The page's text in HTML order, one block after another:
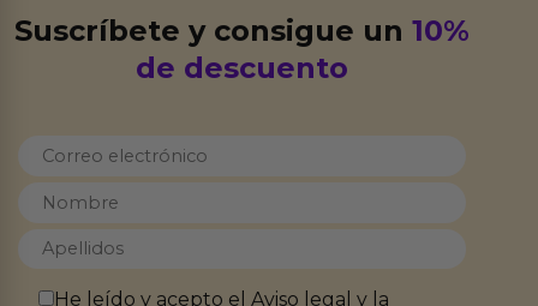
Suscríbete y consigue un10%
de descuento
He leído y acepto elAviso legal y la